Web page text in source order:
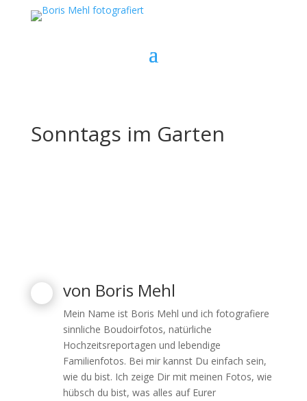
Sonntags im Garten
von Boris Mehl
Mein Name ist Boris Mehl und ich fotografiere
sinnliche Boudoirfotos, natürliche
Hochzeitsreportagen und lebendige
Familienfotos. Bei mir kannst Du einfach sein,
wie du bist. Ich zeige Dir mit meinen Fotos, wie
hübsch du bist, was alles auf Eurer